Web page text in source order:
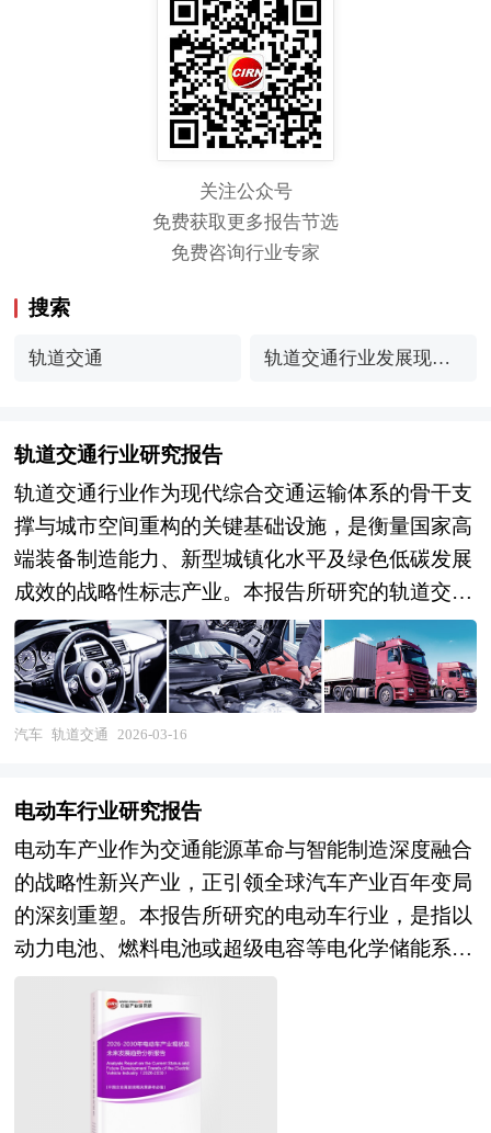
关注公众号
免费获取更多报告节选
免费咨询行业专家
搜索
轨道交通 轨道交通行业发展现状
轨道交通行业研究报告
轨道交通行业作为现代综合交通运输体系的骨干支
撑与城市空间重构的关键基础设施，是衡量国家高
端装备制造能力、新型城镇化水平及绿色低碳发展
成效的战略性标志产业。本报告所研究的轨道交通
行业，是指采用专用轨道导向运行的交通系统，涵
盖高速铁路、城际铁路、市域（郊）铁路、城市轨
道交通（地铁、轻轨、有轨电车）及磁悬浮、单轨
等新型制式的规划、建设、运营、装备制造及维保
等多个高技术领域，具有投资规模大、建设周期
长、技术集成复杂、安全可靠性要求极高、公益性
与经营性并存等典型特征。随着城市群一体化发展
加速、"交通强国"战略纵深推进及绿色出行理念普
及，轨道交通已从单纯的客流运输工具向引领城市
开发、优化国土空间格局及促进产业集聚的综合性
平台演进，其产业价值正从基础设施建设向全生命
周期智慧化服务与TOD综合开发深度延伸。 当前
中国轨道交通产业正处于从"高速建设"向"高质量
发展"转型、从"技术引进"向"自主创新输出"升级的
汽车 轨道交通 2026-03-16
电动车行业研究报告
电动车产业作为交通能源革命与智能制造深度融合
的战略性新兴产业，正引领全球汽车产业百年变局
的深刻重塑。本报告所研究的电动车行业，是指以
动力电池、燃料电池或超级电容等电化学储能系统
汽车及燃料电池汽车整车制造，以及电机电控、智
能座舱、自动驾驶系统等关键零部件与配套基础设
施的完整产业生态。该行业横跨新能源、新材料、
电子信息、人工智能及智慧交通等多个高技术领